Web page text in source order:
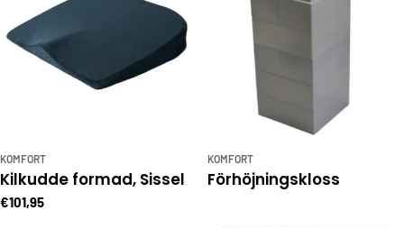
KOMFORT
Kilkudde formad, Sissel
€101,95
KOMFORT
Förhöjningskloss